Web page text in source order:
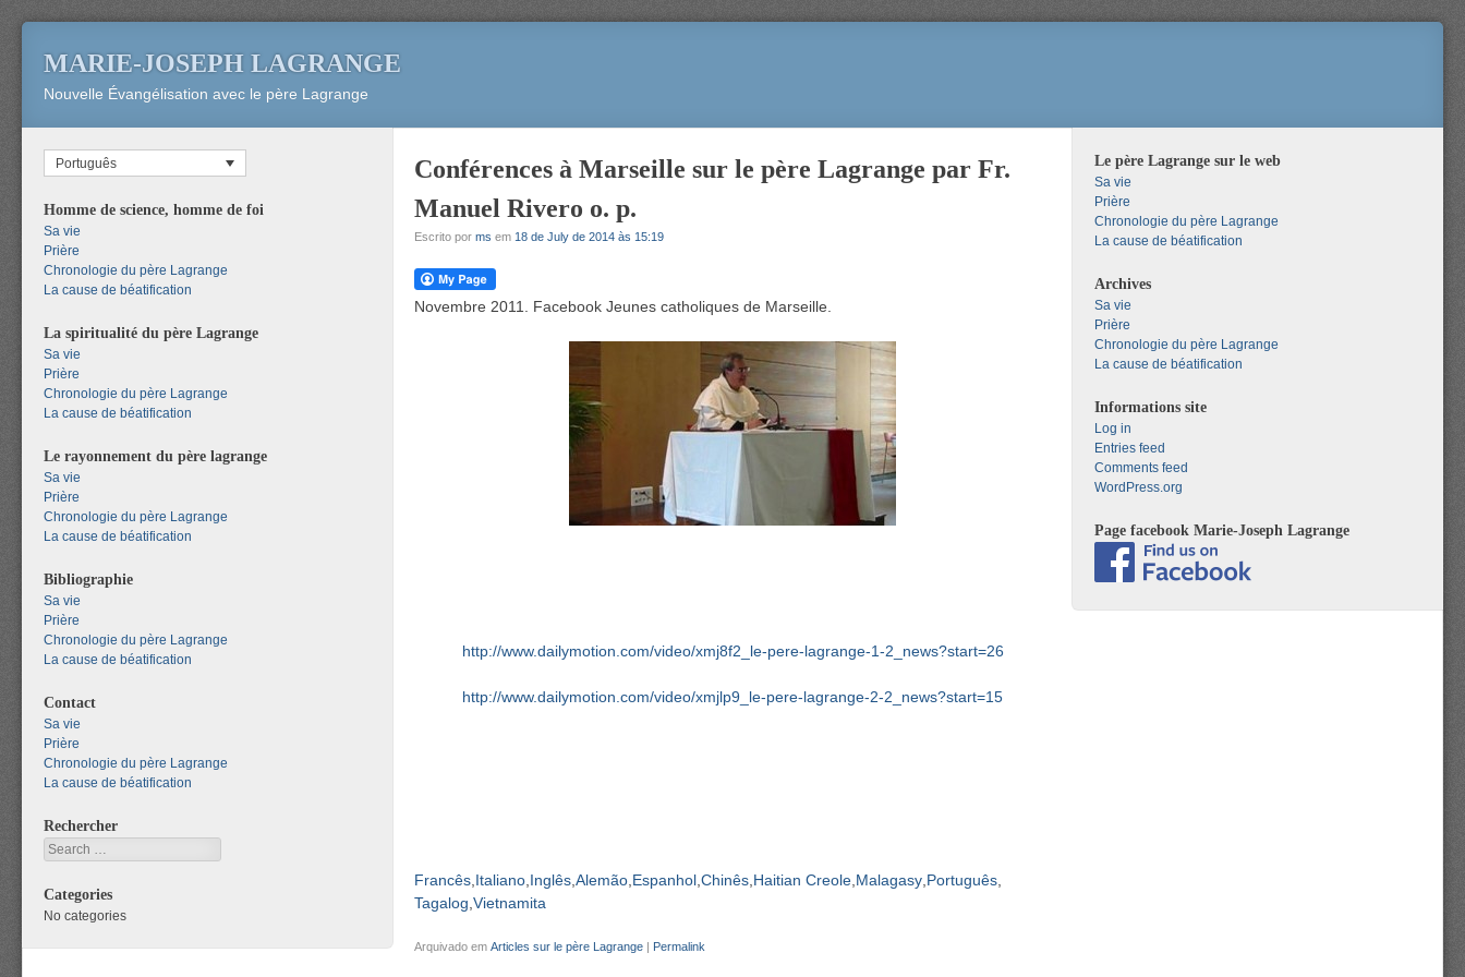
MARIE-JOSEPH LAGRANGE
Nouvelle Évangélisation avec le père Lagrange
Conférences à Marseille sur le père Lagrange par Fr.
Manuel Rivero o. p.
Escrito por ms em 18 de July de 2014 às 15:19
Novembre 2011. Facebook Jeunes catholiques de Marseille.
http://www.dailymotion.com/video/xmj8f2_le-pere-lagrange-1-2_news?start=26
http://www.dailymotion.com/video/xmjlp9_le-pere-lagrange-2-2_news?start=15
Francês Italiano Inglês Alemão Espanhol Chinês Haitian Creole Malagasy Português
Tagalog Vietnamita
Arquivado em Articles sur le père Lagrange | Permalink
Português
Homme de science, homme de foi
Sa vie
Prière
Chronologie du père Lagrange
La cause de béatification
La spiritualité du père Lagrange
Sa vie
Prière
Chronologie du père Lagrange
La cause de béatification
Le rayonnement du père lagrange
Sa vie
Prière
Chronologie du père Lagrange
La cause de béatification
Bibliographie
Sa vie
Prière
Chronologie du père Lagrange
La cause de béatification
Contact
Sa vie
Prière
Chronologie du père Lagrange
La cause de béatification
Rechercher
Search
Categories
No categories
Le père Lagrange sur le web
Sa vie
Prière
Chronologie du père Lagrange
La cause de béatification
Archives
Sa vie
Prière
Chronologie du père Lagrange
La cause de béatification
Informations site
Log in
Entries feed
Comments feed
WordPress.org
Page facebook Marie-Joseph Lagrange